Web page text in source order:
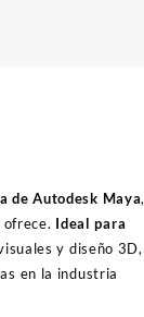
de Autodesk Maya,
Ideal para
y diseño 3D,
en la industria